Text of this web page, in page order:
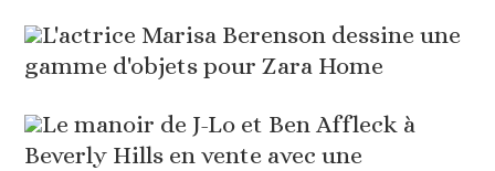
L'actrice Marisa Berenson dessine une
gamme d'objets pour Zara Home
Le manoir de J-Lo et Ben Affleck à
Beverly Hills en vente avec une